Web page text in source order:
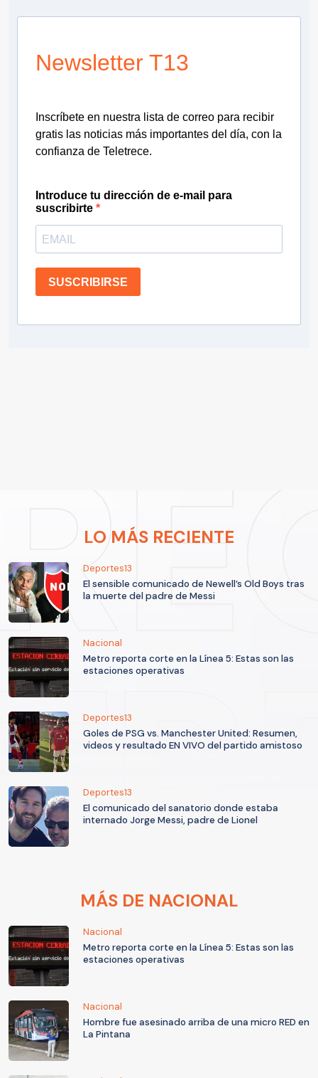
Newsletter T13
Inscríbete en nuestra lista de correo para recibir
gratis las noticias más importantes del día, con la
confianza de Teletrece.
Introduce tu dirección de e-mail para
suscribirte
SUSCRIBIRSE
LO MÁS RECIENTE
Deportes13
El sensible comunicado de Newell’s Old Boys tras
la muerte del padre de Messi
Nacional
Metro reporta corte en la Línea 5: Estas son las
estaciones operativas
Deportes13
Goles de PSG vs. Manchester United: Resumen,
videos y resultado EN VIVO del partido amistoso
Deportes13
El comunicado del sanatorio donde estaba
internado Jorge Messi, padre de Lionel
MÁS DE NACIONAL
Nacional
Metro reporta corte en la Línea 5: Estas son las
estaciones operativas
Nacional
Hombre fue asesinado arriba de una micro RED en
La Pintana